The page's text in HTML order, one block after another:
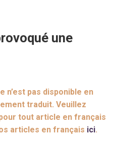
une
n’est pas disponible en
traduit. Veuillez
tout article en français
articles en français ici.